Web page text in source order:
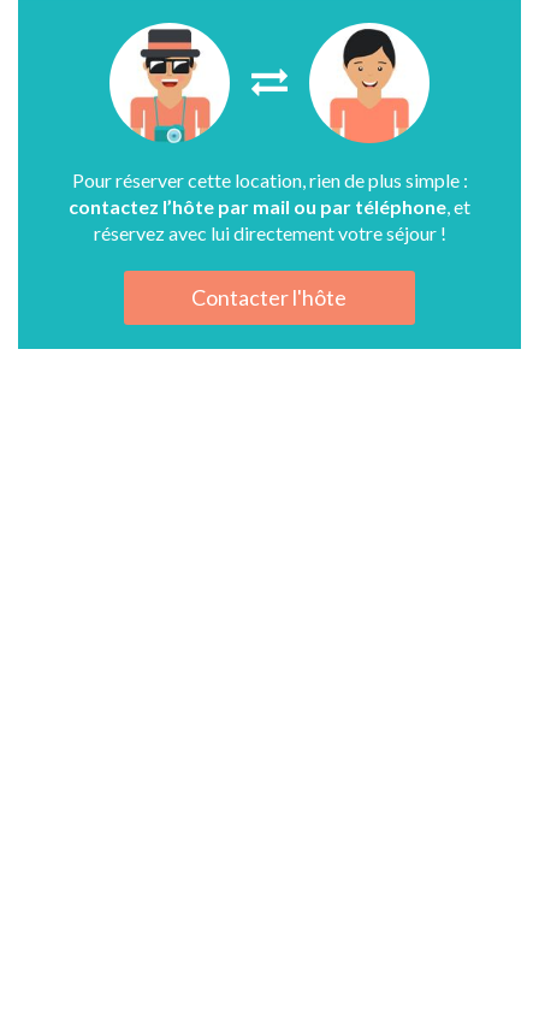
Pour réserver cette location, rien de plus simple :
contactez l’hôte par mail ou par téléphone , et
réservez avec lui directement votre séjour !
Contacter l'hôte